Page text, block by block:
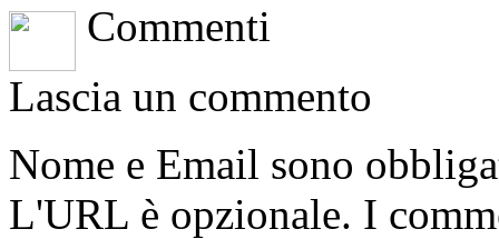
Commenti
Lascia un commento
Nome e Email sono
L'URL è opzionale. I